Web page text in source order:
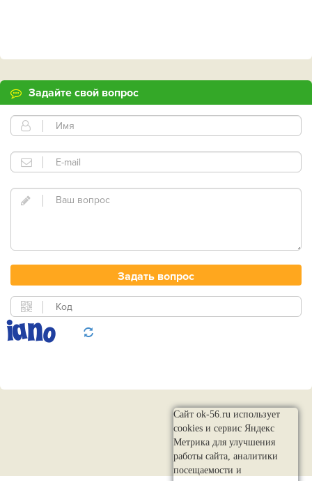
Задайте свой вопрос
Сайт ok-56.ru использует
cookies и сервис Яндекс
Метрика для улучшения
работы сайта, аналитики
посещаемости и